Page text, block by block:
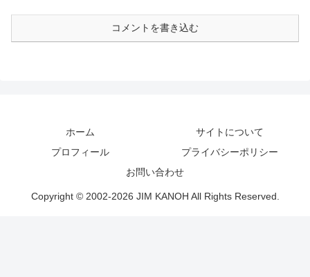
コメントを書き込む
ホーム
サイトについて
プロフィール
プライバシーポリシー
お問い合わせ
Copyright © 2002-2026 JIM KANOH All Rights Reserved.